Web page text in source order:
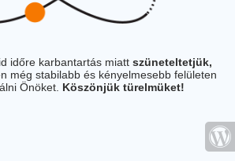
időre karbantartás miatt szüneteltetjük,
még stabilabb és kényelmesebb felületen
Önöket. Köszönjük türelmüket!